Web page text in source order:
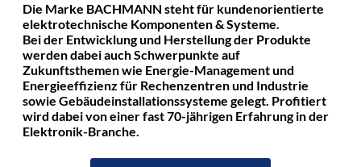
Die Marke BACHMANN steht für kundenorientierte
elektrotechnische Komponenten & Systeme.
Bei der Entwicklung und Herstellung der Produkte
werden dabei auch Schwerpunkte auf
Zukunftsthemen wie Energie-Management und
Energieeffizienz für Rechenzentren und Industrie
sowie Gebäudeinstallationssysteme gelegt. Profitiert
wird dabei von einer fast 70-jährigen Erfahrung in der
Elektronik-Branche.